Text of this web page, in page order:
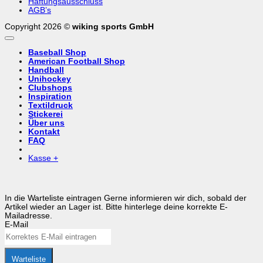
AGB’s
Copyright 2026 © wiking sports GmbH
Baseball Shop
American Football Shop
Handball
Unihockey
Clubshops
Inspiration
Textildruck
Stickerei
Über uns
Kontakt
FAQ
Kasse +
In die Warteliste eintragen Gerne informieren wir dich, sobald der
Artikel wieder an Lager ist. Bitte hinterlege deine korrekte E-
Mailadresse.
E-Mail
Warteliste